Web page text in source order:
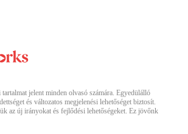
jelent minden olvasó számára. Egyedülálló
és változatos megjelenési lehetőséget biztosít.
az új irányokat és fejlődési lehetőségeket. Ez jövőnk